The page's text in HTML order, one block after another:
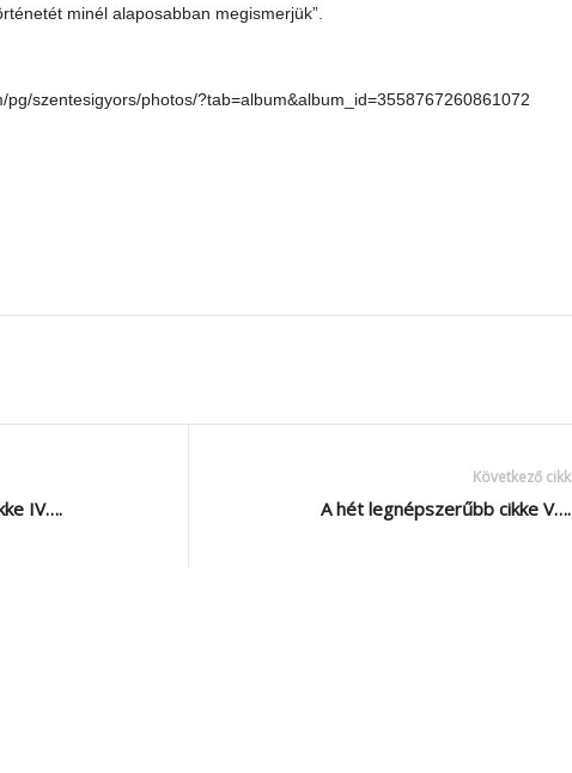
minél alaposabban megismerjük”.
pg/szentesigyors/photos/?tab=album&album_id=3558767260861072
IV….
Következő cikk
A hét legnépszerűbb cikke V….